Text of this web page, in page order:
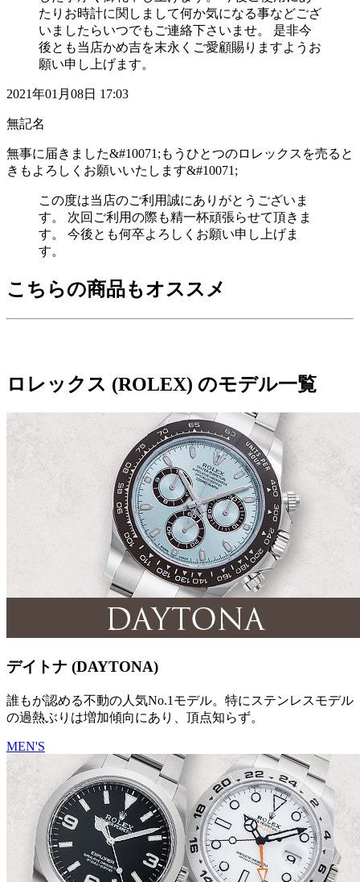
たりお時計に関しまして何か気になる事などござ
いましたらいつでもご連絡下さいませ。 是非今
後とも当店かめ吉を末永くご愛顧賜りますようお
願い申し上げます。
2021年01月08日 17:03
無記名
無事に届きました&#10071;もうひとつのロレックスを売ると
きもよろしくお願いいたします&#10071;
この度は当店のご利用誠にありがとうございま
す。 次回ご利用の際も精一杯頑張らせて頂きま
す。 今後とも何卒よろしくお願い申し上げま
す。
こちらの商品もオススメ
ロレックス (ROLEX) のモデル一覧
デイトナ (DAYTONA)
誰もが認める不動の人気No.1モデル。特にステンレスモデル
の過熱ぶりは増加傾向にあり、頂点知らず。
MEN'S